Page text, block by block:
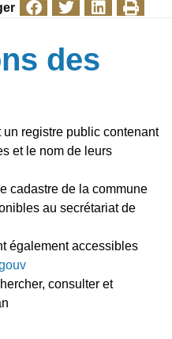
des
registre public contenant
et le nom de leurs
cadastre de la commune
au secrétariat de
également accessibles
consulter et